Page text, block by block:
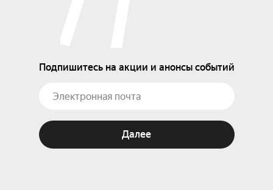
Подпишитесь на акции и анонсы событий
Далее